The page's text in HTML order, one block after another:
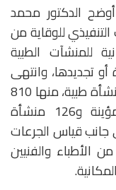
الدكتور محمد
للوقاية من
ميدانية للمنشآت الطبية
تجديدها، وانتهى
من أعمال اللجان الفنية لترخيص 936 منشأة طبية، منها 810
منشآت تستخدم أجهزة الأشعة المؤينة و126 منشأة
جانب قياس الجرعات
الشخصية لـ21 ألفًا و507 من الأطباء والفنيين